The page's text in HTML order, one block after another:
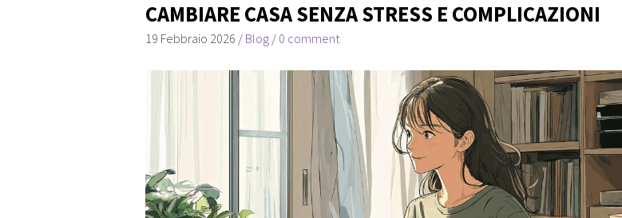
CAMBIARE CASA SENZA STRESS E COMPLICAZIONI
19 Febbraio 2026 / Blog / 0 comment